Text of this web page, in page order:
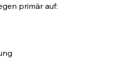
primär auf: